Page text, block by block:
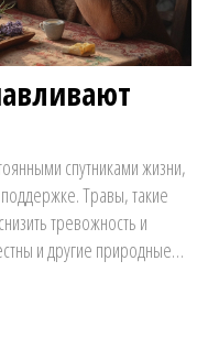
спутниками жизни,
Травы, такие
тревожность и
и другие природные
укрепляют
стать вашими
общее